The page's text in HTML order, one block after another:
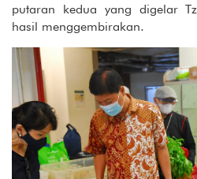
putaran kedua yang digelar
hasil menggembirakan.